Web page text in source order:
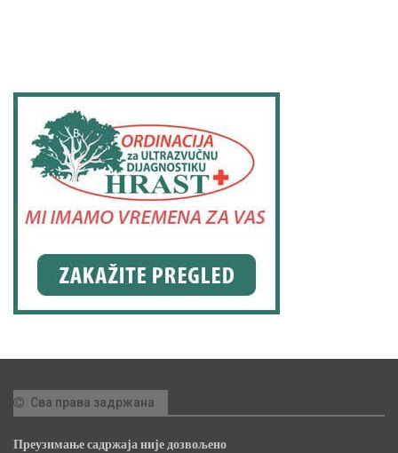
Сва права задржана
Преузимање садржаја није дозвољено